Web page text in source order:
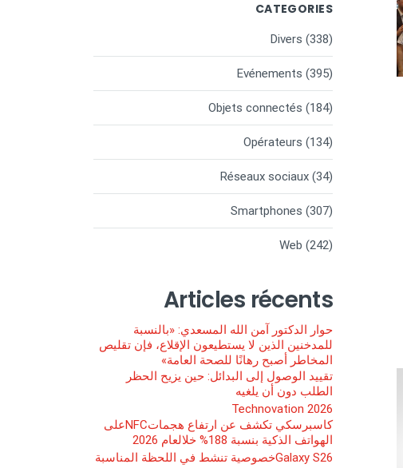
CATEGORIES
Divers (338)
Evénements (395)
Objets connectés (184)
Opérateurs (134)
Réseaux sociaux (34)
Smartphones (307)
Web (242)
Articles récents
حوار الدكتور آمن الله المسعدي: «بالنسبة
للمدخنين الذين لا يستطيعون الإقلاع، فإن تقليص
المخاطر أصبح رهانًا للصحة العامة»
تقييد الوصول إلى البدائل: حين يزيح الحظر
الطلب دون أن يلغيه
Technovation 2026
كاسبرسكي تكشف عن ارتفاع هجماتNFCعلى
الهواتف الذكية بنسبة 188% خلالعام 2026
Galaxy S26خصوصية تنشط في اللحظة المناسبة